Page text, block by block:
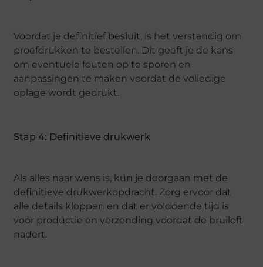
Voordat je definitief besluit, is het verstandig om
proefdrukken te bestellen. Dit geeft je de kans
om eventuele fouten op te sporen en
aanpassingen te maken voordat de volledige
oplage wordt gedrukt.
Stap 4: Definitieve drukwerk
Als alles naar wens is, kun je doorgaan met de
definitieve drukwerkopdracht. Zorg ervoor dat
alle details kloppen en dat er voldoende tijd is
voor productie en verzending voordat de bruiloft
nadert.